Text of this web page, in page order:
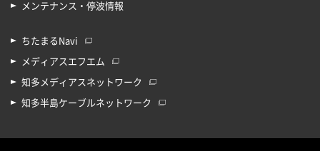
メンテナンス・停波情報
ちたまるNavi
メディアスエフエム
知多メディアスネットワーク
知多半島ケーブルネットワーク